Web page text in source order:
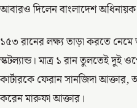
আবারও দিলেন বাংলাদেশ
১৫৩ রানের লক্ষ্য তাড়া করতে
স্কটল্যান্ড। মাত্র ১ রান তুলতেই দুই
কার্টারকে ফেরান সানজিদা
করেন মারুফা আক্তার।